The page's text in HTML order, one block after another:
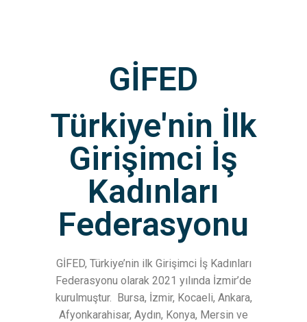
GİFED
Türkiye'nin İlk
Girişimci İş
Kadınları
Federasyonu
GİFED, Türkiye’nin ilk Girişimci İş Kadınları
Federasyonu olarak 2021 yılında İzmir’de
kurulmuştur. Bursa, İzmir, Kocaeli, Ankara,
Afyonkarahisar, Aydın, Konya, Mersin ve